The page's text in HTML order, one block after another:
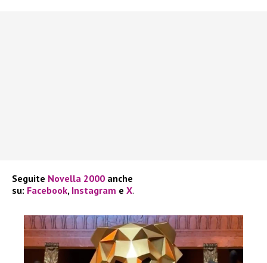
Seguite Novella 2000 anche
su: Facebook, Instagram e X.